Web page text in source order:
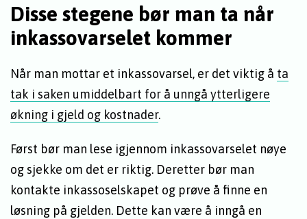
Disse stegene bør man ta når
inkassovarselet kommer
Når man mottar et inkassovarsel, er det viktig å ta
tak i saken umiddelbart for å unngå ytterligere
økning i gjeld og kostnader.
Først bør man lese igjennom inkassovarselet nøye
og sjekke om det er riktig. Deretter bør man
kontakte inkassoselskapet og prøve å finne en
løsning på gjelden. Dette kan være å inngå en